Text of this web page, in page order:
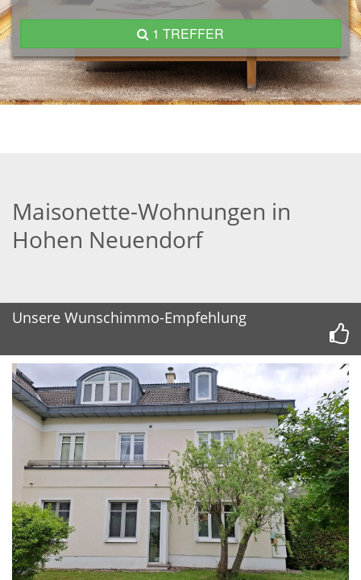
1 TREFFER
Maisonette-Wohnungen in
Hohen Neuendorf
Unsere Wunschimmo-Empfehlung